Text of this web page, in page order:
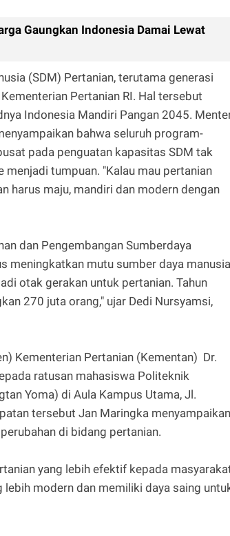
Gaungkan Indonesia Damai Lewat
(SDM) Pertanian, terutama generasi
Pertanian RI. Hal tersebut
Indonesia Mandiri Pangan 2045.
bahwa seluruh program-
pada penguatan kapasitas SDM tak
tumpuan. "Kalau mau pertanian
harus maju, mandiri dan modern dengan
dan Pengembangan Sumberdaya
meningkatkan mutu sumber daya manusia
otak gerakan untuk pertanian. Tahun
270 juta orang," ujar Dedi Nursyamsi,
Kementerian Pertanian (Kementan) Dr.
ratusan mahasiswa Politeknik
Yoma) di Aula Kampus Utama, Jl.
tersebut Jan Maringka menyampaikan
di bidang pertanian.
yang lebih efektif kepada
modern dan memiliki daya saing